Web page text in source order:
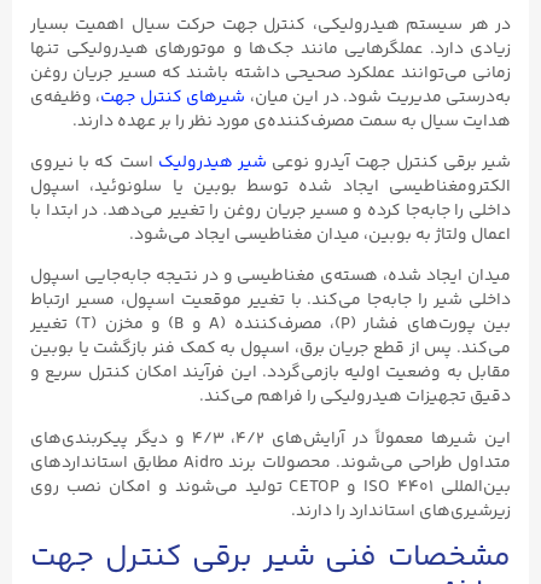
هیدرولیکی، کنترل جهت حرکت سیال اهمیت بسیار
عملگرهایی مانند جک‌ها و موتورهای هیدرولیکی تنها
عملکرد صحیحی داشته باشند که مسیر جریان روغن
شود. در این میان،شیرهای کنترل جهت، وظیفه‌ی
به سمت مصرف‌کننده‌ی مورد نظر را بر عهده دارند.
جهت آیدرو نوعیشیر هیدرولیکاست که با نیروی
ایجاد شده توسط بوبین یا سلونوئید، اسپول
کرده و مسیر جریان روغن را تغییر می‌دهد. در ابتدا با
به بوبین، میدان مغناطیسی ایجاد می‌شود.
شده، هسته‌ی مغناطیسی و در نتیجه جابه‌جایی اسپول
را جابه‌جا می‌کند. با تغییر موقعیت اسپول، مسیر ارتباط
بین پورت‌های فشار (P)، مصرف‌کننده (A و B) و مخزن (T) تغییر
از قطع جریان برق، اسپول به کمک فنر بازگشت یا بوبین
اولیه بازمی‌گردد. این فرآیند امکان کنترل سریع و
هیدرولیکی را فراهم می‌کند.
این شیرها معمولاً در آرایش‌های ۴/۲، ۴/۳ و دیگر پیکربندی‌های
متداول طراحی می‌شوند. محصولات برند Aidro مطابق استانداردهای
بین‌المللی ISO ۴۴۰۱ و CETOP تولید می‌شوند و امکان نصب روی
استاندارد را دارند.
فنی شیر برقی کنترل جهت